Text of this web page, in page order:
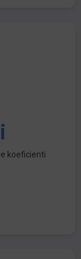
koeficienti